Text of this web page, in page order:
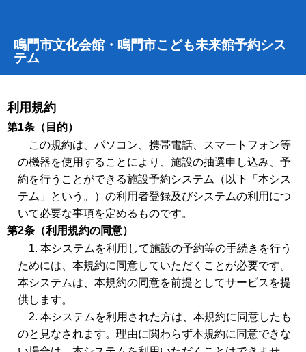
鳴門市文化会館・鳴門市こども未来館予約シス
テム
利用規約
第1条（目的）
この規約は、パソコン、携帯電話、スマートフォン等
の機器を使用することにより、施設の抽選申し込み、予
約を行うことができる施設予約システム（以下「本シス
テム」という。）の利用者登録及びシステムの利用につ
いて必要な事項を定めるものです。
第2条（利用規約の同意）
1. 本システムを利用して施設の予約等の手続きを行う
ためには、本規約に同意していただくことが必要です。
本システムは、本規約の同意を前提としてサービスを提
供します。
2. 本システムを利用された方は、本規約に同意したも
のと見なされます。理由に関わらず本規約に同意できな